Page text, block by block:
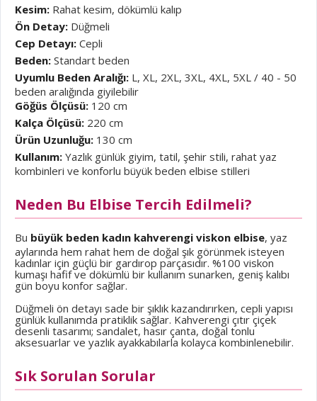
Kesim: Rahat kesim, dökümlü kalıp
Ön Detay: Düğmeli
Cep Detayı: Cepli
Beden: Standart beden
Uyumlu Beden Aralığı: L, XL, 2XL, 3XL, 4XL, 5XL / 40 - 50
beden aralığında giyilebilir
Göğüs Ölçüsü: 120 cm
Kalça Ölçüsü: 220 cm
Ürün Uzunluğu: 130 cm
Kullanım: Yazlık günlük giyim, tatil, şehir stili, rahat yaz
kombinleri ve konforlu büyük beden elbise stilleri
Neden Bu Elbise Tercih Edilmeli?
Bu büyük beden kadın kahverengi viskon elbise, yaz
aylarında hem rahat hem de doğal şık görünmek isteyen
kadınlar için güçlü bir gardırop parçasıdır. %100 viskon
kumaşı hafif ve dökümlü bir kullanım sunarken, geniş kalıbı
gün boyu konfor sağlar.
Düğmeli ön detayı sade bir şıklık kazandırırken, cepli yapısı
günlük kullanımda pratiklik sağlar. Kahverengi çıtır çiçek
desenli tasarımı; sandalet, hasır çanta, doğal tonlu
aksesuarlar ve yazlık ayakkabılarla kolayca kombinlenebilir.
Sık Sorulan Sorular